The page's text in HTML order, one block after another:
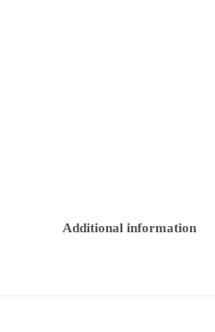
Additional information